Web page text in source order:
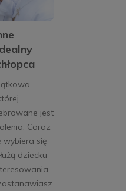
jest
Coraz
wybiera się
dziecku